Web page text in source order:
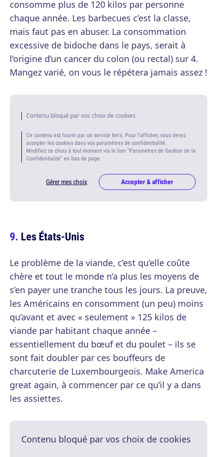
consomme plus de 120 kilos par personne
chaque année. Les barbecues c’est la classe,
mais faut pas en abuser. La consommation
excessive de bidoche dans le pays, serait à
l’origine d’un cancer du colon (ou rectal) sur 4.
Mangez varié, on vous le répétera jamais assez !
Contenu bloqué par vos choix de cookies
Ce contenu est fourni par un service tiers. Pour l'afficher, vous devez
accepter les cookies dans vos paramètres de confidentialité.
Modifiez ce choix à tout moment via le lien "Paramètres de Gestion de la
Confidentialité" en bas de page.
Gérer mes choix Accepter & afficher
Les États-Unis
Le problème de la viande, c’est qu’elle coûte
chère et tout le monde n’a plus les moyens de
s’en payer une tranche tous les jours. La preuve,
les Américains en consomment (un peu) moins
qu’avant et avec « seulement » 125 kilos de
viande par habitant chaque année –
essentiellement du bœuf et du poulet – ils se
sont fait doubler par ces bouffeurs de
charcuterie de Luxembourgeois. Make America
great again, à commencer par ce qu’il y a dans
les assiettes.
Contenu bloqué par vos choix de cookies